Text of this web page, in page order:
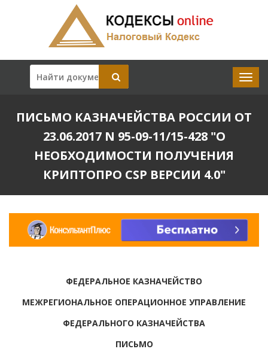
ПИСЬМО КАЗНАЧЕЙСТВА РОССИИ ОТ
23.06.2017 N 95-09-11/15-428 "О
НЕОБХОДИМОСТИ ПОЛУЧЕНИЯ
КРИПТОПРО CSP ВЕРСИИ 4.0"
ФЕДЕРАЛЬНОЕ КАЗНАЧЕЙСТВО
МЕЖРЕГИОНАЛЬНОЕ ОПЕРАЦИОННОЕ УПРАВЛЕНИЕ
ФЕДЕРАЛЬНОГО КАЗНАЧЕЙСТВА
ПИСЬМО